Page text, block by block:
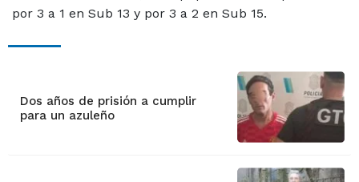
por 3 a 1 en Sub 13 y por 3 a 2 en Sub 15.
Dos años de prisión a cumplir
para un azuleño